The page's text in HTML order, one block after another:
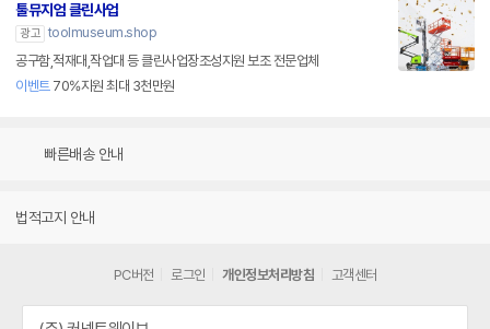
툴뮤지엄 클린사업
광고 toolmuseum.shop
공구함,적재대,작업대 등 클린사업장조성지원 보조 전문업체
이벤트70%지원 최대 3천만원
빠른배송 안내
법적고지 안내
PC버전 로그인 개인정보처리방침 고객센터